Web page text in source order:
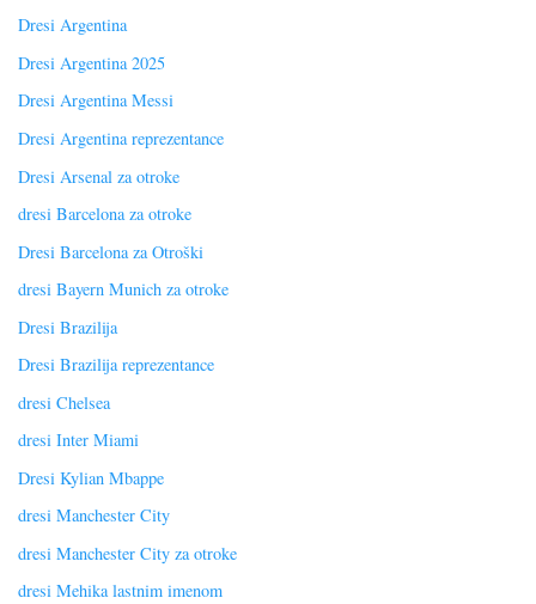
Dresi Argentina
Dresi Argentina 2025
Dresi Argentina Messi
Dresi Argentina reprezentance
Dresi Arsenal za otroke
dresi Barcelona za otroke
Dresi Barcelona za Otroški
dresi Bayern Munich za otroke
Dresi Brazilija
Dresi Brazilija reprezentance
dresi Chelsea
dresi Inter Miami
Dresi Kylian Mbappe
dresi Manchester City
dresi Manchester City za otroke
dresi Mehika lastnim imenom